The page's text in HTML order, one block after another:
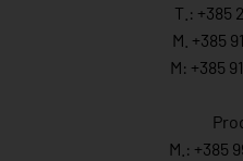
T.: +385
M. +385
M: +385
M.: +385